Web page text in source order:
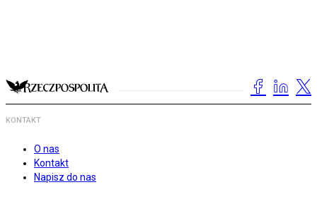
KONTAKT
O nas
Kontakt
Napisz do nas